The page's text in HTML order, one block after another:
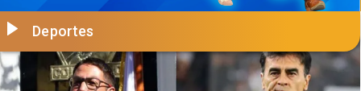
Deportes